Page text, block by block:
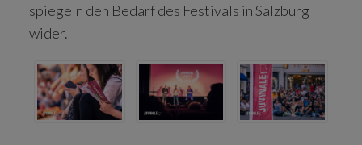
spiegeln den Bedarf des Festivals in Salzburg
wider.